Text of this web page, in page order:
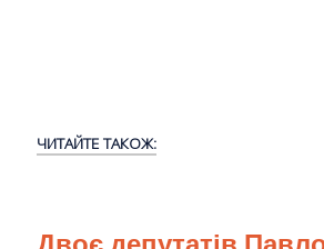
ЧИТАЙТЕ ТАКОЖ: